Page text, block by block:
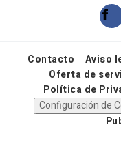
Contacto Aviso
Oferta de
Política de
Configuración de